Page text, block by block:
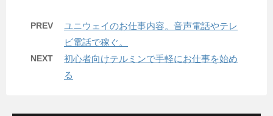
PREV
ユニウェイのお仕事内容。音声電話やテレ
ビ電話で稼ぐ。
NEXT
初心者向けテルミンで手軽にお仕事を始め
る